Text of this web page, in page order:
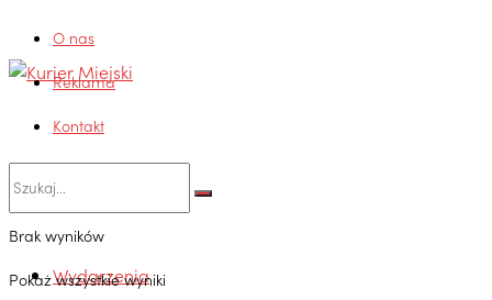
O nas
Reklama
Kontakt
Brak wyników
Pokaż wszystkie wyniki
Wydarzenia